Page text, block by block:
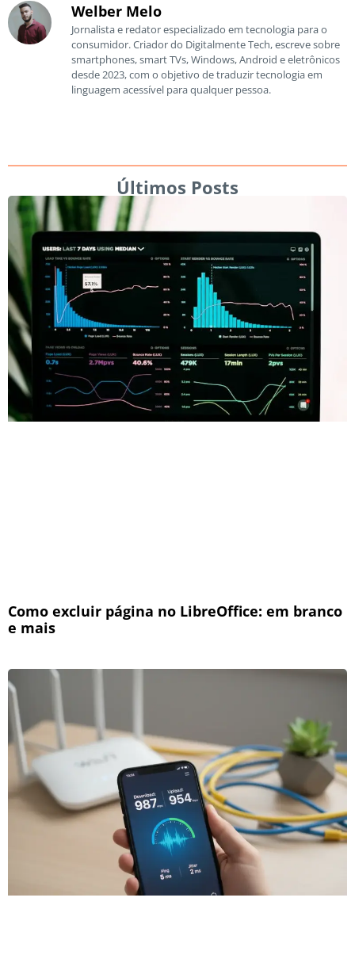
Welber Melo
Jornalista e redator especializado em tecnologia para o
consumidor. Criador do Digitalmente Tech, escreve sobre
smartphones, smart TVs, Windows, Android e eletrônicos
desde 2023, com o objetivo de traduzir tecnologia em
linguagem acessível para qualquer pessoa.
Últimos Posts
Como excluir página no LibreOffice: em branco
e mais